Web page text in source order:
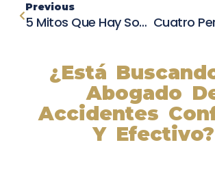
Previous
5 Mitos Que Hay Sobre La Compensacion Al Trabajador
¿Está
Abogado
Accidentes
Y Efectivo?